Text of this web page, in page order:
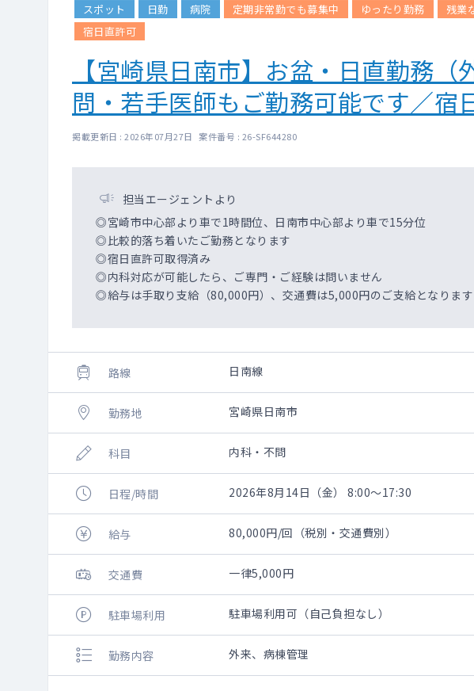
スポット 日勤 病院 定期非常勤でも募集中 ゆったり勤務 残業
宿日直許可
【宮崎県日南市】お盆・日直勤務
問・若手医師もご勤務可能です／宿
掲載更新日 : 2026年07月27日 案件番号 : 26-SF644280
担当エージェントより
◎宮崎市中心部より車で1時間位、日南市中心部より車で15分位
◎比較的落ち着いたご勤務となります
◎宿日直許可取得済み
◎内科対応が可能したら、ご専門・ご経験は問いません
◎給与は手取り支給（80,000円）、交通費は5,000円のご支給となります
路線 日南線
勤務地 宮崎県日南市
科目 内科・不問
日程/時間 2026年8月14日（金） 8:00～17:30
給与 80,000円/回（税別・交通費別）
交通費 一律5,000円
駐車場利用 駐車場利用可（自己負担なし）
勤務内容 外来、病棟管理